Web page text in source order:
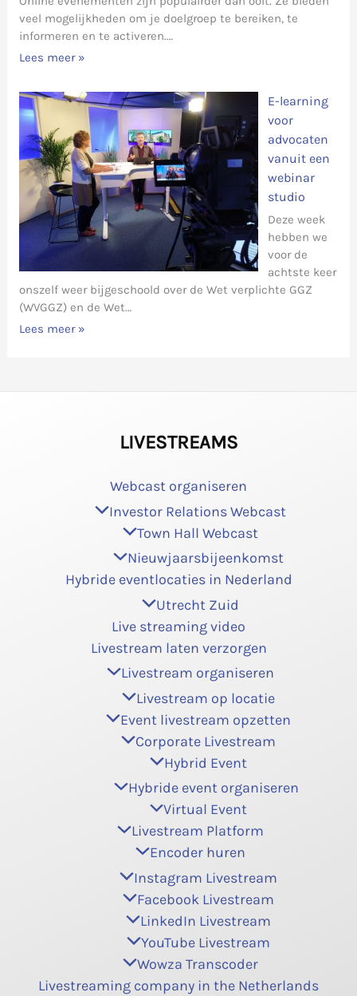
veel mogelijkheden om je doelgroep te bereiken, te
informeren en te activeren.…
Lees meer »
E-learning
voor
advocaten
vanuit een
webinar
studio
Deze week
hebben we
voor de
achtste keer
onszelf weer bijgeschoold over de Wet verplichte GGZ
(WVGGZ) en de Wet…
Lees meer »
LIVESTREAMS
Webcast organiseren
Investor Relations Webcast
Town Hall Webcast
Nieuwjaarsbijeenkomst
Hybride eventlocaties in Nederland
Utrecht Zuid
Live streaming video
Livestream laten verzorgen
Livestream organiseren
Livestream op locatie
Event livestream opzetten
Corporate Livestream
Hybrid Event
Hybride event organiseren
Virtual Event
Livestream Platform
Encoder huren
Instagram Livestream
Facebook Livestream
LinkedIn Livestream
YouTube Livestream
Wowza Transcoder
Livestreaming company in the Netherlands